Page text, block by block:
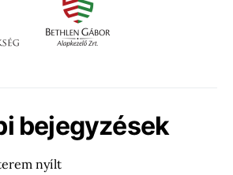
bejegyzések
nyílt